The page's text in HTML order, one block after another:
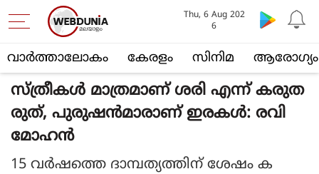
വാര്‍ത്താലോകം കേരളം സിനിമ ആരോഗ്യം
Thu, 6 Aug 202
6
സ്ത്രീകൾ മാത്രമാണ് ശരി എന്ന് കരുത
രുത്, പുരുഷൻമാരാണ് ഇരകൾ: രവി
മോഹൻ
15 വർഷത്തെ ദാമ്പത്യത്തിന് ശേഷം ക